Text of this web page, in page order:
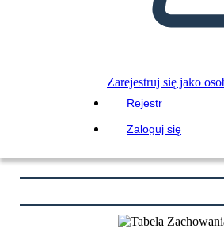
Zarejestruj się jako
Rejestr
Zaloguj się